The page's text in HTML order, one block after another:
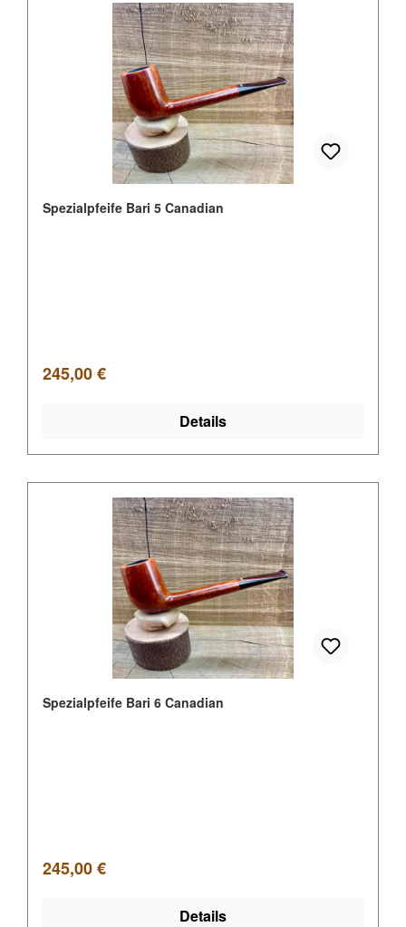
Spezialpfeife Bari 5 Canadian
Regulärer Preis:
245,00 €
Details
Spezialpfeife Bari 6 Canadian
Regulärer Preis:
245,00 €
Details